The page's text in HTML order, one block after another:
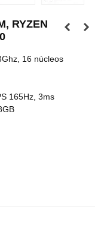
RYZEN
16 núcleos
165Hz, 3ms